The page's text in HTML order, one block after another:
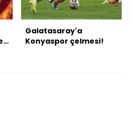
Galatasaray'a
Konyaspor çelmesi!